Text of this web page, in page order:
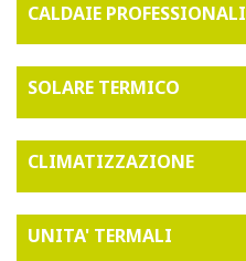
CALDAIE PROFESSIONALI
SOLARE TERMICO
CLIMATIZZAZIONE
UNITA' TERMALI